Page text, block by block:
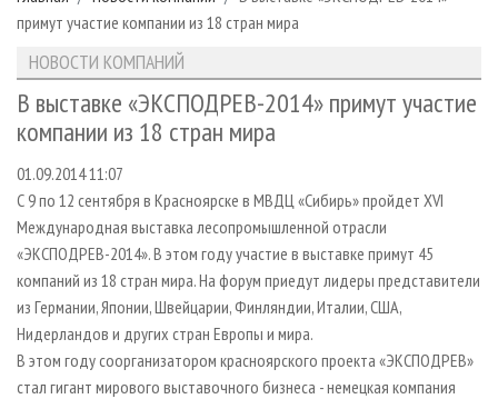
РУБРИКИ ЖУРНАЛА
ЛЕСНОЕ ХОЗЯЙСТВО
ЛЕСОЗАГОТОВКА
ЛЕСОПИЛЕНИЕ
СУШКА ДРЕВЕСИНЫ
ПРОИЗВОДСТВО ДРЕВЕСНЫХ ПЛИТ
ДЕРЕВЯННОЕ ДОМОСТРОЕНИЕ
ПРОИЗВОДСТВО МЕБЕЛИ
БИОЭНЕРГЕТИКА
ЦБП
НОВОСТИ
КАЛЕНДАРЬ СОБЫТИЙ
НОВОСТИ ЛПК
НОВОСТИ ЖУРНАЛА
ПРОЕКТЫ ЛПИ
АНАЛИТИКА
ПРЕДПРИЯТИЯ ЛПК
ПЕРСОНЫ
МОБИЛЬНЫЕ ВЫСТАВКИ
ОФИЦИАЛЬНЫЕ ДЕЛЕГАЦИИ
ПРИОРИТЕТНЫЕ ИНВЕСТПРОЕКТЫ
RUSSIAN FORESTRY REVIEW
ГАЗЕТА ЛЕСПРОМФОРУМ
АРХИВ ЖУРНАЛОВ
О ЖУРНАЛЕ
ПОДПИСКА
КОНТАКТЫ
РЕКЛАМОДАТЕЛЯМ
РЕКЛАМА
РЕКЛАМА НА САЙТЕ
примут участие компании из 18 стран мира
НОВОСТИ КОМПАНИЙ
В выставке «ЭКСПОДРЕВ-2014» примут участие
компании из 18 стран мира
01.09.2014 11:07
С 9 по 12 сентября в Красноярске в МВДЦ «Сибирь» пройдет XVI
Международная выставка лесопромышленной отрасли
«ЭКСПОДРЕВ-2014». В этом году участие в выставке примут 45
компаний из 18 стран мира. На форум приедут лидеры представители
из Германии, Японии, Швейцарии, Финляндии, Италии, США,
Нидерландов и других стран Европы и мира.
В этом году соорганизатором красноярского проекта «ЭКСПОДРЕВ»
стал гигант мирового выставочного бизнеса - немецкая компания